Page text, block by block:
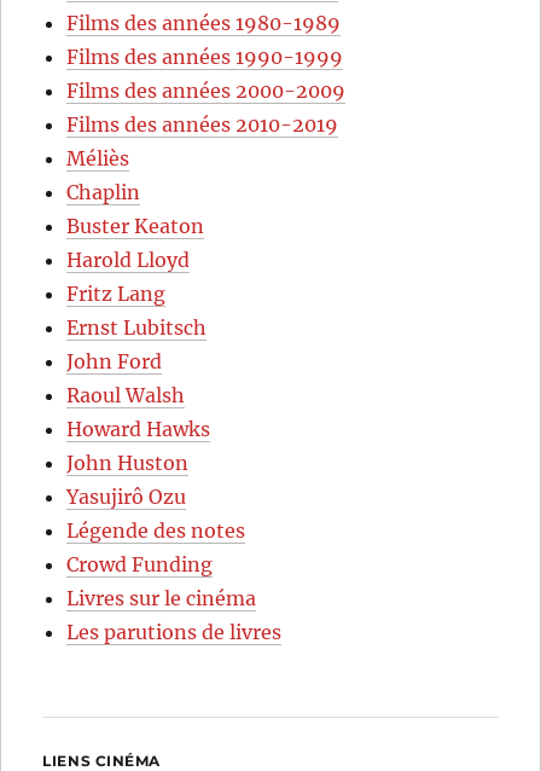
Films des années 1980-1989
Films des années 1990-1999
Films des années 2000-2009
Films des années 2010-2019
Méliès
Chaplin
Buster Keaton
Harold Lloyd
Fritz Lang
Ernst Lubitsch
John Ford
Raoul Walsh
Howard Hawks
John Huston
Yasujirô Ozu
Légende des notes
Crowd Funding
Livres sur le cinéma
Les parutions de livres
LIENS CINÉMA